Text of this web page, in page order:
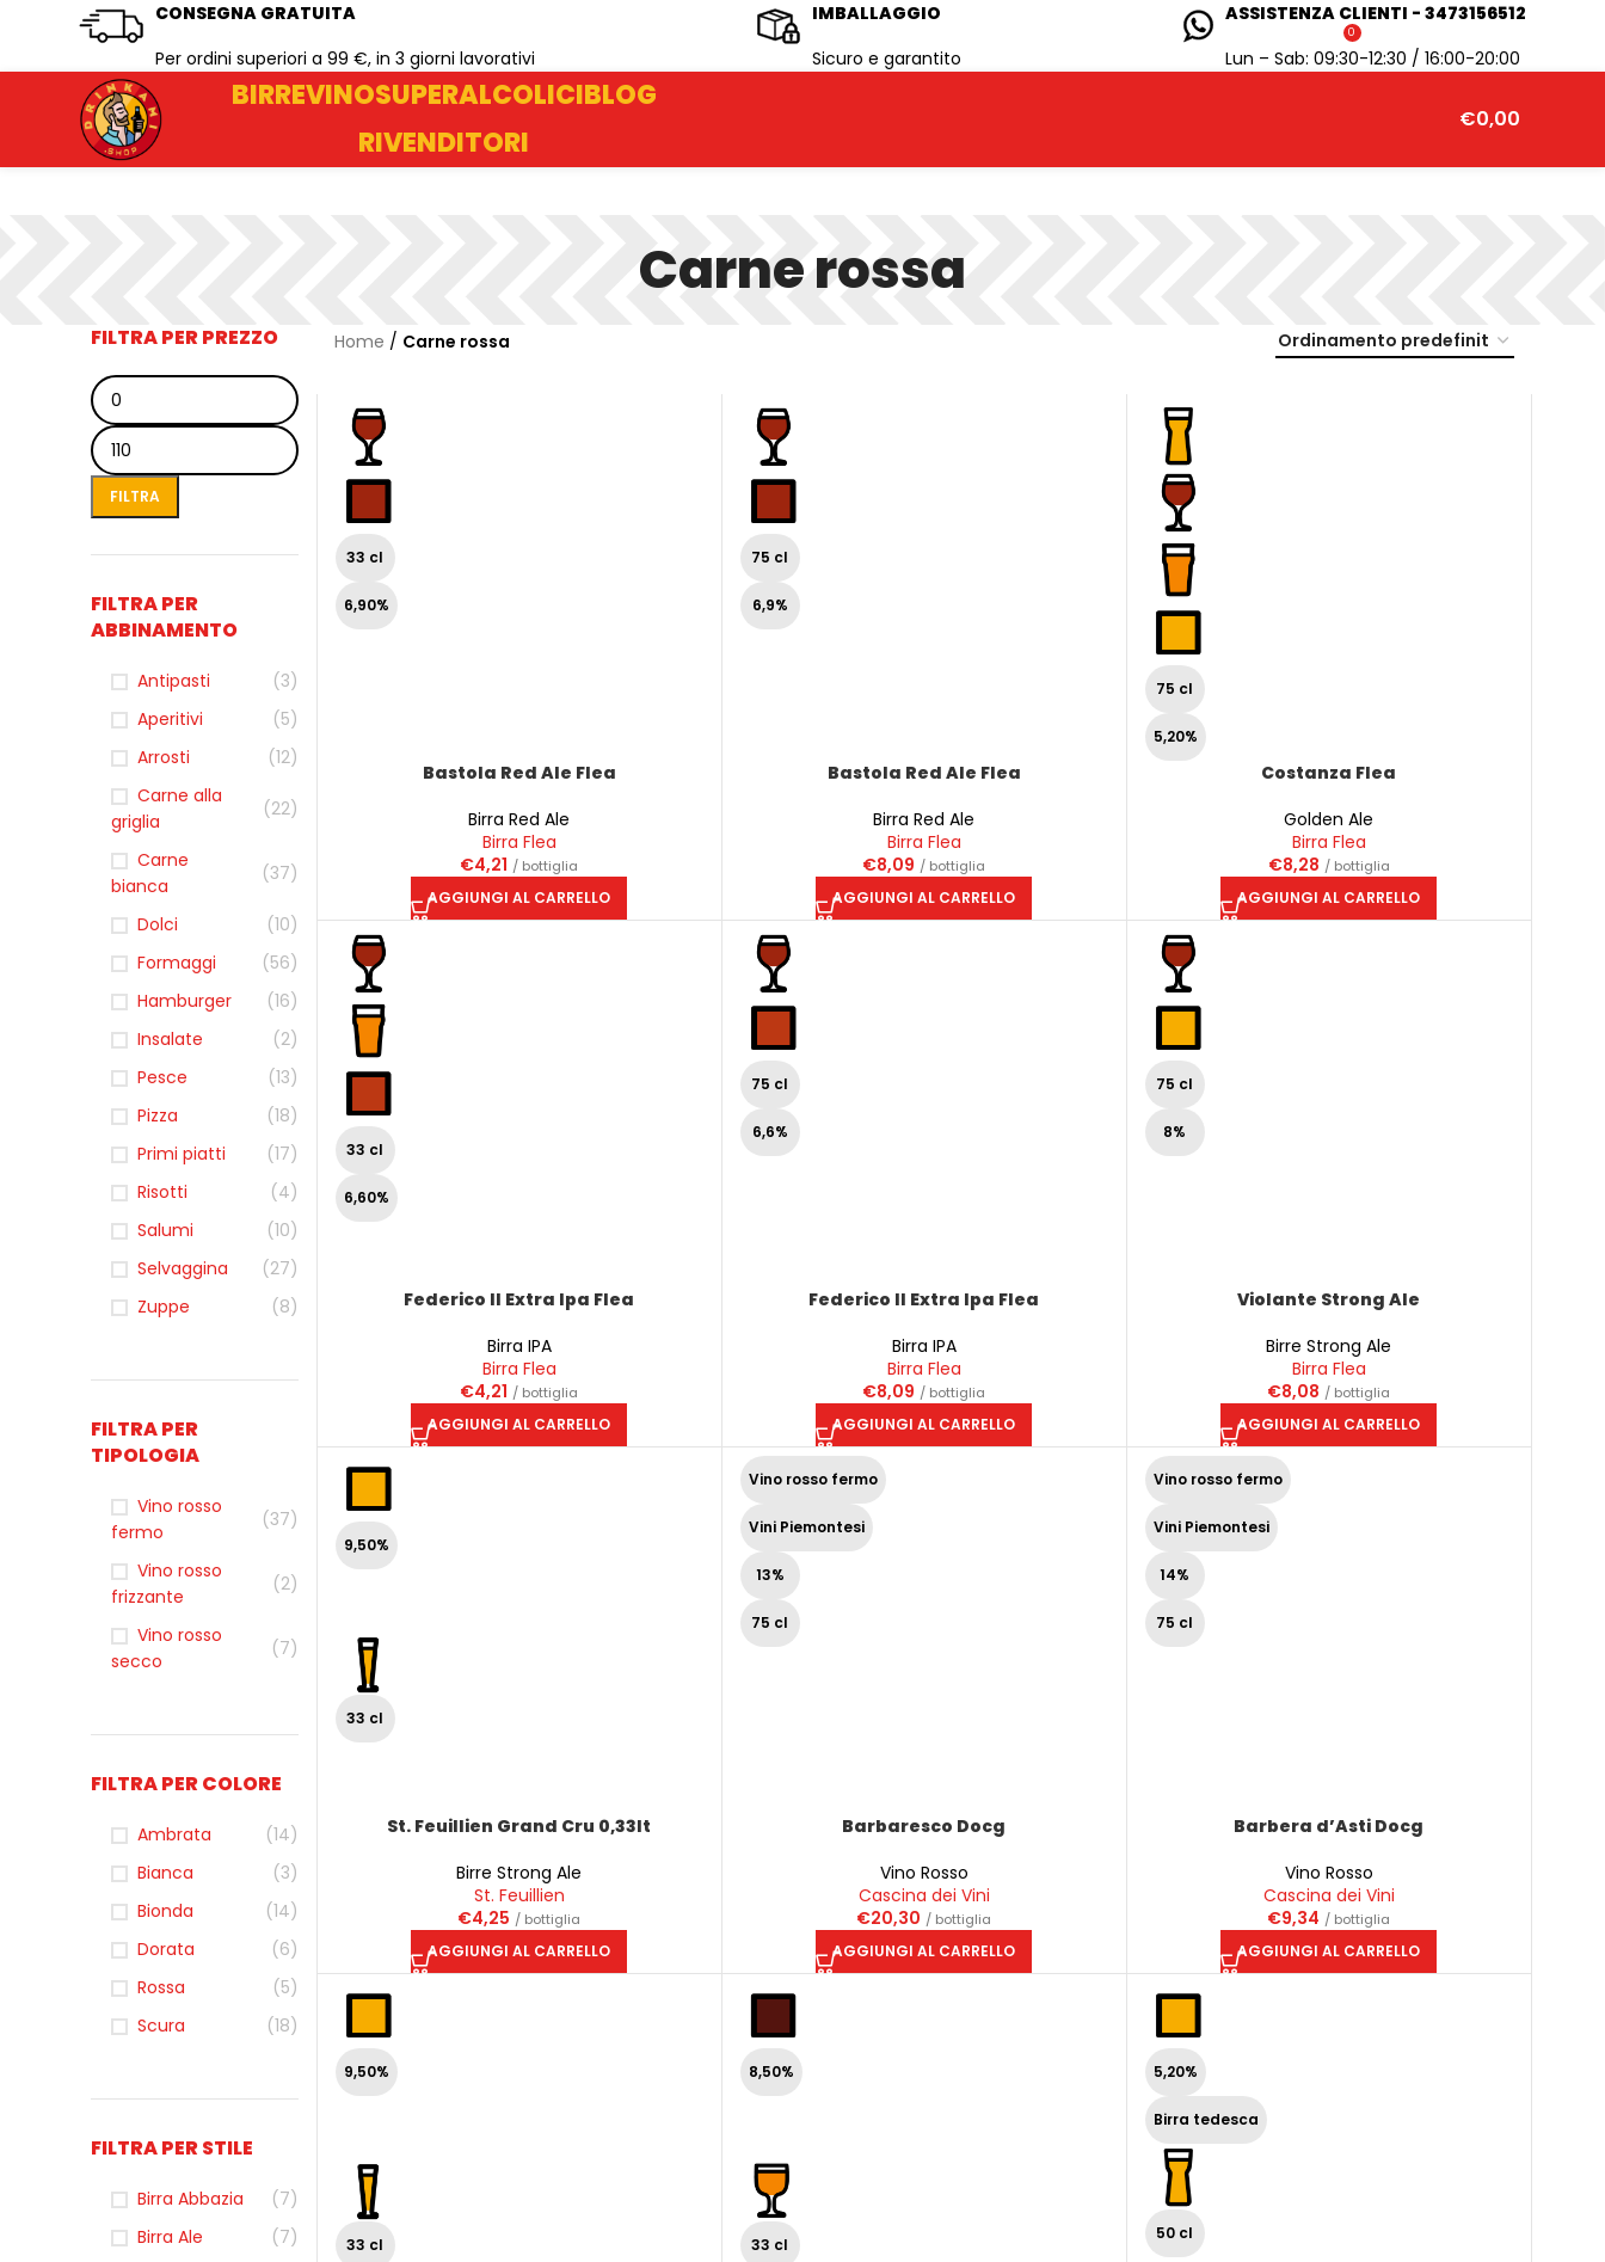
CONSEGNA GRATUITA
Per ordini superiori a 99 €, in 3 giorni lavorativi
IMBALLAGGIO
Sicuro e garantito
ASSISTENZA CLIENTI - 3473156512
Lun – Sab: 09:30-12:30 / 16:00-20:00
BIRREVINOSUPERALCOLICIBLOG
RIVENDITORI
0
€0,00
Carne rossa
FILTRA PER PREZZO
Prezzo
Min
Prezzo
MaxFILTRA
FILTRA PER
ABBINAMENTO
Antipasti
(3)
Aperitivi
(5)
Arrosti
(12)
Carne alla
griglia
(22)
Carne
bianca
(37)
Dolci
(10)
Formaggi
(56)
Hamburger
(16)
Insalate
(2)
Pesce
(13)
Pizza
(18)
Primi piatti
(17)
Risotti
(4)
Salumi
(10)
Selvaggina
(27)
Zuppe
(8)
FILTRA PER
TIPOLOGIA
Vino rosso
fermo
(37)
Vino rosso
frizzante
(2)
Vino rosso
secco
(7)
FILTRA PER COLORE
Ambrata
(14)
Bianca
(3)
Bionda
(14)
Dorata
(6)
Rossa
(5)
Scura
(18)
FILTRA PER STILE
Birra Abbazia
(7)
Birra Ale
(7)
Home / Carne rossa
33 cl
6,90%
Bastola Red Ale Flea
Birra Red Ale
Birra Flea
€4,21 / bottiglia
AGGIUNGI AL CARRELLO
75 cl
6,9%
Bastola Red Ale Flea
Birra Red Ale
Birra Flea
€8,09 / bottiglia
AGGIUNGI AL CARRELLO
75 cl
5,20%
Costanza Flea
Golden Ale
Birra Flea
€8,28 / bottiglia
AGGIUNGI AL CARRELLO
33 cl
6,60%
Federico II Extra Ipa Flea
Birra IPA
Birra Flea
€4,21 / bottiglia
AGGIUNGI AL CARRELLO
75 cl
6,6%
Federico II Extra Ipa Flea
Birra IPA
Birra Flea
€8,09 / bottiglia
AGGIUNGI AL CARRELLO
75 cl
8%
Violante Strong Ale
Birre Strong Ale
Birra Flea
€8,08 / bottiglia
AGGIUNGI AL CARRELLO
9,50%
33 cl
St. Feuillien Grand Cru 0,33lt
Birre Strong Ale
St. Feuillien
€4,25 / bottiglia
AGGIUNGI AL CARRELLO
Vino rosso fermo
Vini Piemontesi
13%
75 cl
Barbaresco Docg
Vino Rosso
Cascina dei Vini
€20,30 / bottiglia
AGGIUNGI AL CARRELLO
Vino rosso fermo
Vini Piemontesi
14%
75 cl
Barbera d’Asti Docg
Vino Rosso
Cascina dei Vini
€9,34 / bottiglia
AGGIUNGI AL CARRELLO
9,50%
33 cl
8,50%
33 cl
5,20%
Birra tedesca
50 cl